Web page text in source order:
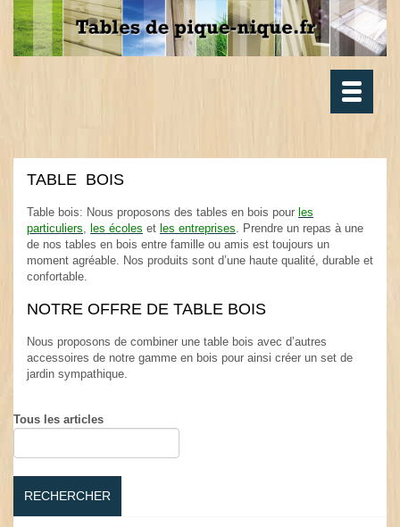
Toggle
TABLE BOIS
Table bois: Nous proposons des tables en bois pour les
particuliers, les écoles et les entreprises. Prendre un repas à une
de nos tables en bois entre famille ou amis est toujours un
moment agréable. Nos produits sont d’une haute qualité, durable et
confortable.
NOTRE OFFRE DE TABLE BOIS
Nous proposons de combiner une table bois avec d’autres
accessoires de notre gamme en bois pour ainsi créer un set de
jardin sympathique.
Tous les articles
RECHERCHER